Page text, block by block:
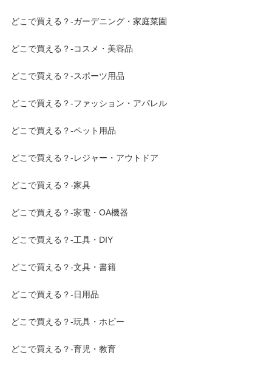
どこで買える？-ガーデニング・家庭菜園
どこで買える？-コスメ・美容品
どこで買える？-スポーツ用品
どこで買える？-ファッション・アパレル
どこで買える？-ペット用品
どこで買える？-レジャー・アウトドア
どこで買える？-家具
どこで買える？-家電・OA機器
どこで買える？-工具・DIY
どこで買える？-文具・書籍
どこで買える？-日用品
どこで買える？-玩具・ホビー
どこで買える？-育児・教育